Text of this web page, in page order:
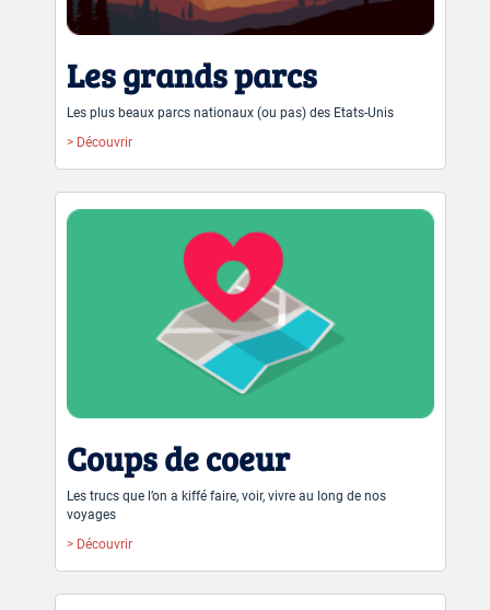
Les grands parcs
Les plus beaux parcs nationaux (ou pas) des Etats-Unis
> Découvrir
Coups de coeur
Les trucs que l’on a kiffé faire, voir, vivre au long de nos
voyages
> Découvrir